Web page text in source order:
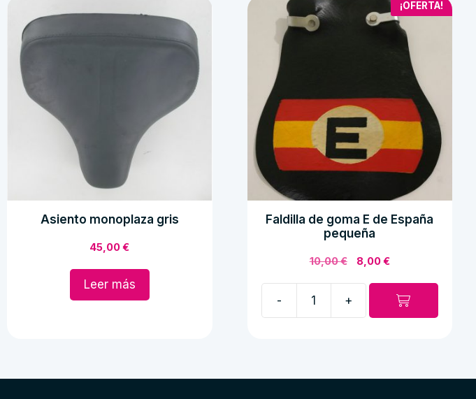
Asiento monoplaza gris
45,00€
Leer más
¡OFERTA!
Faldilla de goma E de España
pequeña
10,00€
El
original
10,00 €.
8,00€El
es:
8,00 €.
-
de
+